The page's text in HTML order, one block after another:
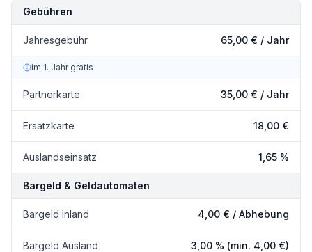
Kondition Details
Gebühren
Jahresgebühr 65,00 € / Jahr
im 1. Jahr gratis
Partnerkarte 35,00 € / Jahr
Ersatzkarte 18,00 €
Auslandseinsatz 1,65 %
Bargeld & Geldautomaten
Bargeld Inland 4,00 € / Abhebung
Bargeld Ausland 3,00 % (min. 4,00 €)